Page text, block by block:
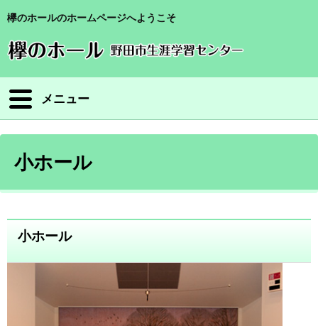
欅のホールのホームページへようこそ
メニュー
小ホール
小ホール